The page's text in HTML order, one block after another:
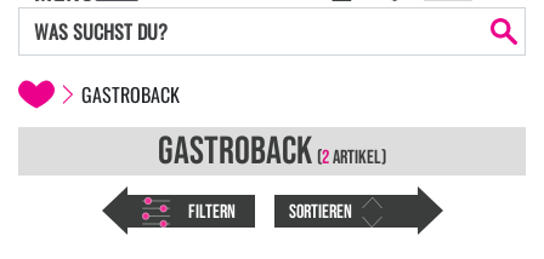
GASTROBACK
FILTERN
GASTROBACK (2ARTIKEL)
SORTIEREN